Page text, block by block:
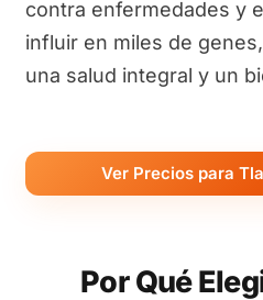
contra enfermedades y
influir en miles de
una salud integral y un
Ver Precios para
Por Qué